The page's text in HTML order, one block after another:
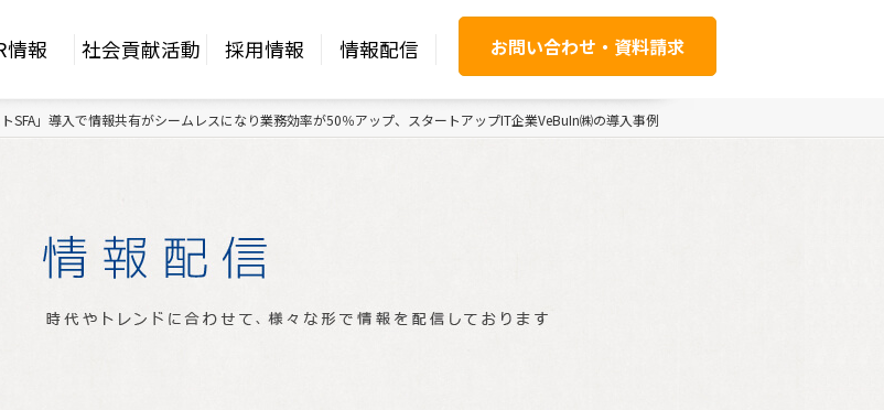
情報 社会貢献活動 採用情報 情報配信 お問い合わせ・資料請求
トSFA」導入で情報共有がシームレスになり業務効率が50％アップ、スタートアップIT企業VeBuIn㈱の導入事例